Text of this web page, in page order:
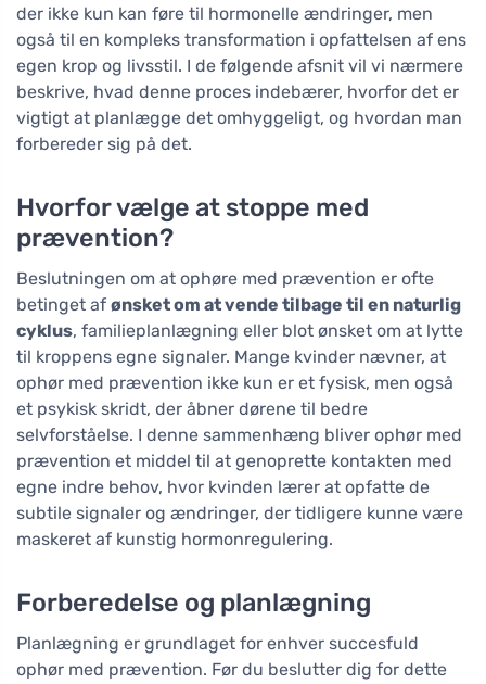
der ikke kun kan føre til hormonelle ændringer, men
også til en kompleks transformation i opfattelsen af ens
egen krop og livsstil. I de følgende afsnit vil vi nærmere
beskrive, hvad denne proces indebærer, hvorfor det er
vigtigt at planlægge det omhyggeligt, og hvordan man
forbereder sig på det.
Hvorfor vælge at stoppe med
prævention?
Beslutningen om at ophøre med prævention er ofte
betinget af ønsket om at vende tilbage til en naturlig
cyklus, familieplanlægning eller blot ønsket om at lytte
til kroppens egne signaler. Mange kvinder nævner, at
ophør med prævention ikke kun er et fysisk, men også
et psykisk skridt, der åbner dørene til bedre
selvforståelse. I denne sammenhæng bliver ophør med
prævention et middel til at genoprette kontakten med
egne indre behov, hvor kvinden lærer at opfatte de
subtile signaler og ændringer, der tidligere kunne være
maskeret af kunstig hormonregulering.
Forberedelse og planlægning
Planlægning er grundlaget for enhver succesfuld
ophør med prævention. Før du beslutter dig for dette